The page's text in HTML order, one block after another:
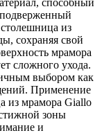
из
сохраняя свой
мрамора
сложного ухода.
выбором как
Применение
из мрамора Giallo
зоны
и